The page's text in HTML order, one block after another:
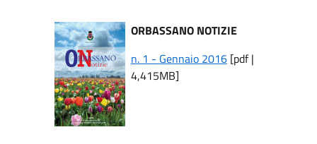
ORBASSANO NOTIZIE
n. 1 - Gennaio 2016[pdf |
4,415MB]